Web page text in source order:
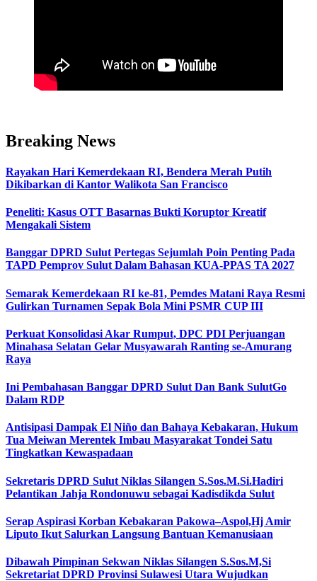
Breaking News
Rayakan Hari Kemerdekaan RI, Bendera Merah Putih
Dikibarkan di Kantor Walikota San Francisco
Peneliti: Kasus OTT Basarnas Bukti Koruptor Kreatif
Mengakali Sistem
Banggar DPRD Sulut Pertegas Sejumlah Poin Penting Pada
TAPD Pemprov Sulut Dalam Bahasan KUA-PPAS TA 2027
Semarak Kemerdekaan RI ke-81, Pemdes Matani Raya Resmi
Gulirkan Turnamen Sepak Bola Mini PSMR CUP III
Perkuat Konsolidasi Akar Rumput, DPC PDI Perjuangan
Minahasa Selatan Gelar Musyawarah Ranting se-Amurang
Raya
Ini Pembahasan Banggar DPRD Sulut Dan Bank SulutGo
Dalam RDP
Antisipasi Dampak El Niño dan Bahaya Kebakaran, Hukum
Tua Meiwan Merentek Imbau Masyarakat Tondei Satu
Tingkatkan Kewaspadaan
Sekretaris DPRD Sulut Niklas Silangen S.Sos.M.Si.Hadiri
Pelantikan Jahja Rondonuwu sebagai Kadisdikda Sulut
Serap Aspirasi Korban Kebakaran Pakowa–Aspol,Hj Amir
Liputo Ikut Salurkan Langsung Bantuan Kemanusiaan
Dibawah Pimpinan Sekwan Niklas Silangen S.Sos.M,Si
Sekretariat DPRD Provinsi Sulawesi Utara Wujudkan